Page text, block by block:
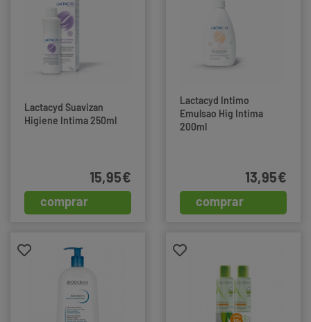
Lactacyd Suavizan
Higiene Intima 250ml
comprar
15,95€
Lactacyd Intimo
Emulsao Hig Intima
200ml
comprar
13,95€